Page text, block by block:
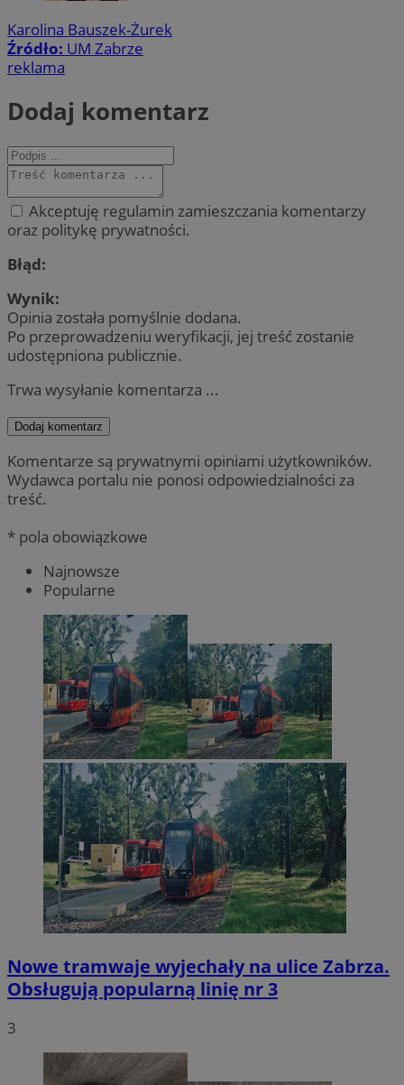
Karolina Bauszek-Żurek
Źródło: UM Zabrze
reklama
Dodaj komentarz
Akceptuję regulamin zamieszczania komentarzy
oraz politykę prywatności.
Błąd:
Wynik:
Opinia została pomyślnie dodana.
Po przeprowadzeniu weryfikacji, jej treść zostanie
udostępniona publicznie.
Trwa wysyłanie komentarza ...
Dodaj komentarz
Komentarze są prywatnymi opiniami użytkowników.
Wydawca portalu nie ponosi odpowiedzialności za
treść.
* pola obowiązkowe
Najnowsze
Popularne
Nowe tramwaje wyjechały na ulice Zabrza.
Obsługują popularną linię nr 3
3